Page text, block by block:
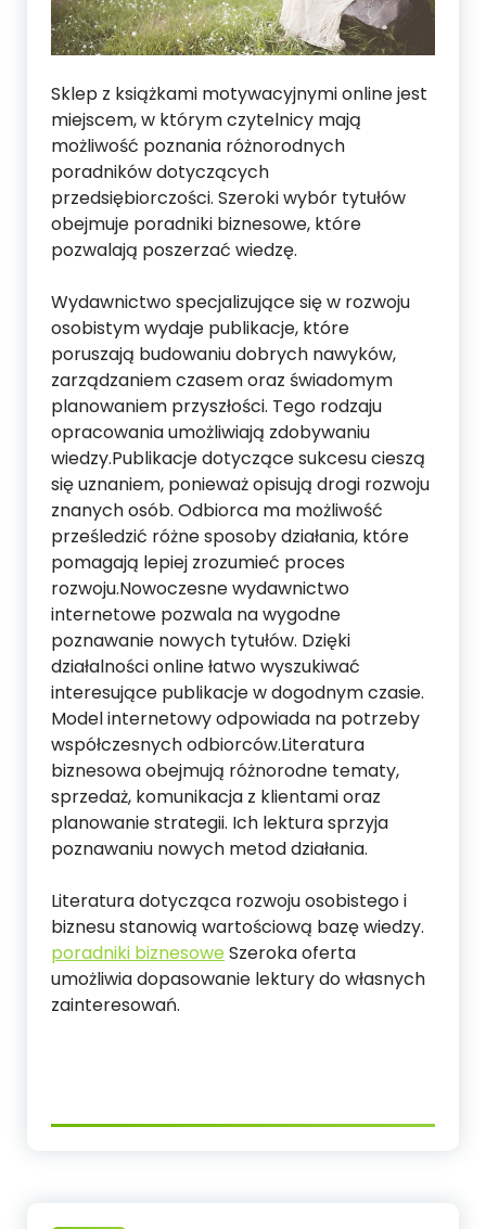
Sklep z książkami motywacyjnymi online jest
miejscem, w którym czytelnicy mają
możliwość poznania różnorodnych
poradników dotyczących
przedsiębiorczości. Szeroki wybór tytułów
obejmuje poradniki biznesowe, które
pozwalają poszerzać wiedzę.
Wydawnictwo specjalizujące się w rozwoju
osobistym wydaje publikacje, które
poruszają budowaniu dobrych nawyków,
zarządzaniem czasem oraz świadomym
planowaniem przyszłości. Tego rodzaju
opracowania umożliwiają zdobywaniu
wiedzy.Publikacje dotyczące sukcesu cieszą
się uznaniem, ponieważ opisują drogi rozwoju
znanych osób. Odbiorca ma możliwość
prześledzić różne sposoby działania, które
pomagają lepiej zrozumieć proces
rozwoju.Nowoczesne wydawnictwo
internetowe pozwala na wygodne
poznawanie nowych tytułów. Dzięki
działalności online łatwo wyszukiwać
interesujące publikacje w dogodnym czasie.
Model internetowy odpowiada na potrzeby
współczesnych odbiorców.Literatura
biznesowa obejmują różnorodne tematy,
sprzedaż, komunikacja z klientami oraz
planowanie strategii. Ich lektura sprzyja
poznawaniu nowych metod działania.
Literatura dotycząca rozwoju osobistego i
biznesu stanowią wartościową bazę wiedzy.
poradniki biznesoweSzeroka oferta
umożliwia dopasowanie lektury do własnych
zainteresowań.